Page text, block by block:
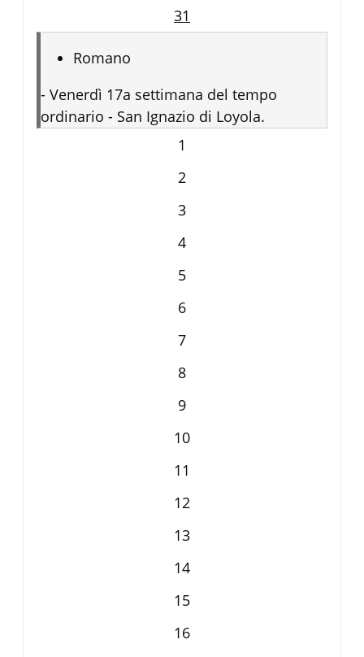
31
Romano
- Venerdì 17a settimana del tempo
ordinario - San Ignazio di Loyola.
1
2
3
4
5
6
7
8
9
10
11
12
13
14
15
16